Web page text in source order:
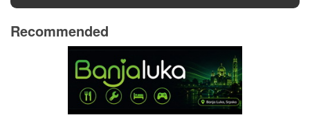
Recommended